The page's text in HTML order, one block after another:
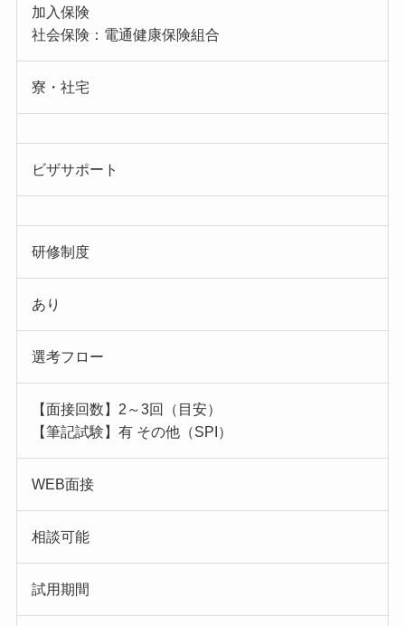
加入保険
社会保険：電通健康保険組合
寮・社宅
ビザサポート
研修制度
あり
選考フロー
【面接回数】2～3回（目安）
【筆記試験】有 その他（SPI）
WEB面接
相談可能
試用期間